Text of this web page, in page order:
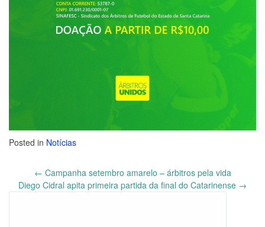
Posted in Notícias
Post
navigation
← Campanha setembro amarelo – árbitros pela vida
Diego Cidral apita primeira partida da final do Catarinense →